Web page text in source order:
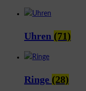
Uhren (71)
Ringe (28)